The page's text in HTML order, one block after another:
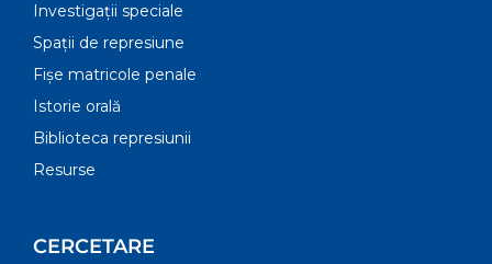
Investigații speciale
Spații de represiune
Fișe matricole penale
Istorie orală
Biblioteca represiunii
Resurse
CERCETARE